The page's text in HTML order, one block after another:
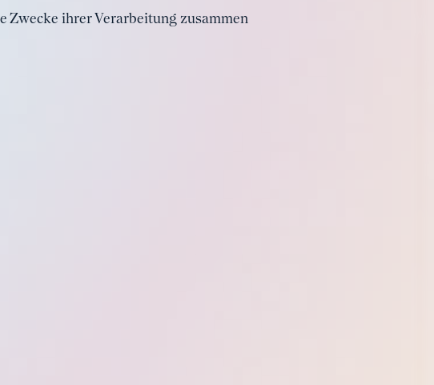
Zwecke ihrer Verarbeitung zusammen